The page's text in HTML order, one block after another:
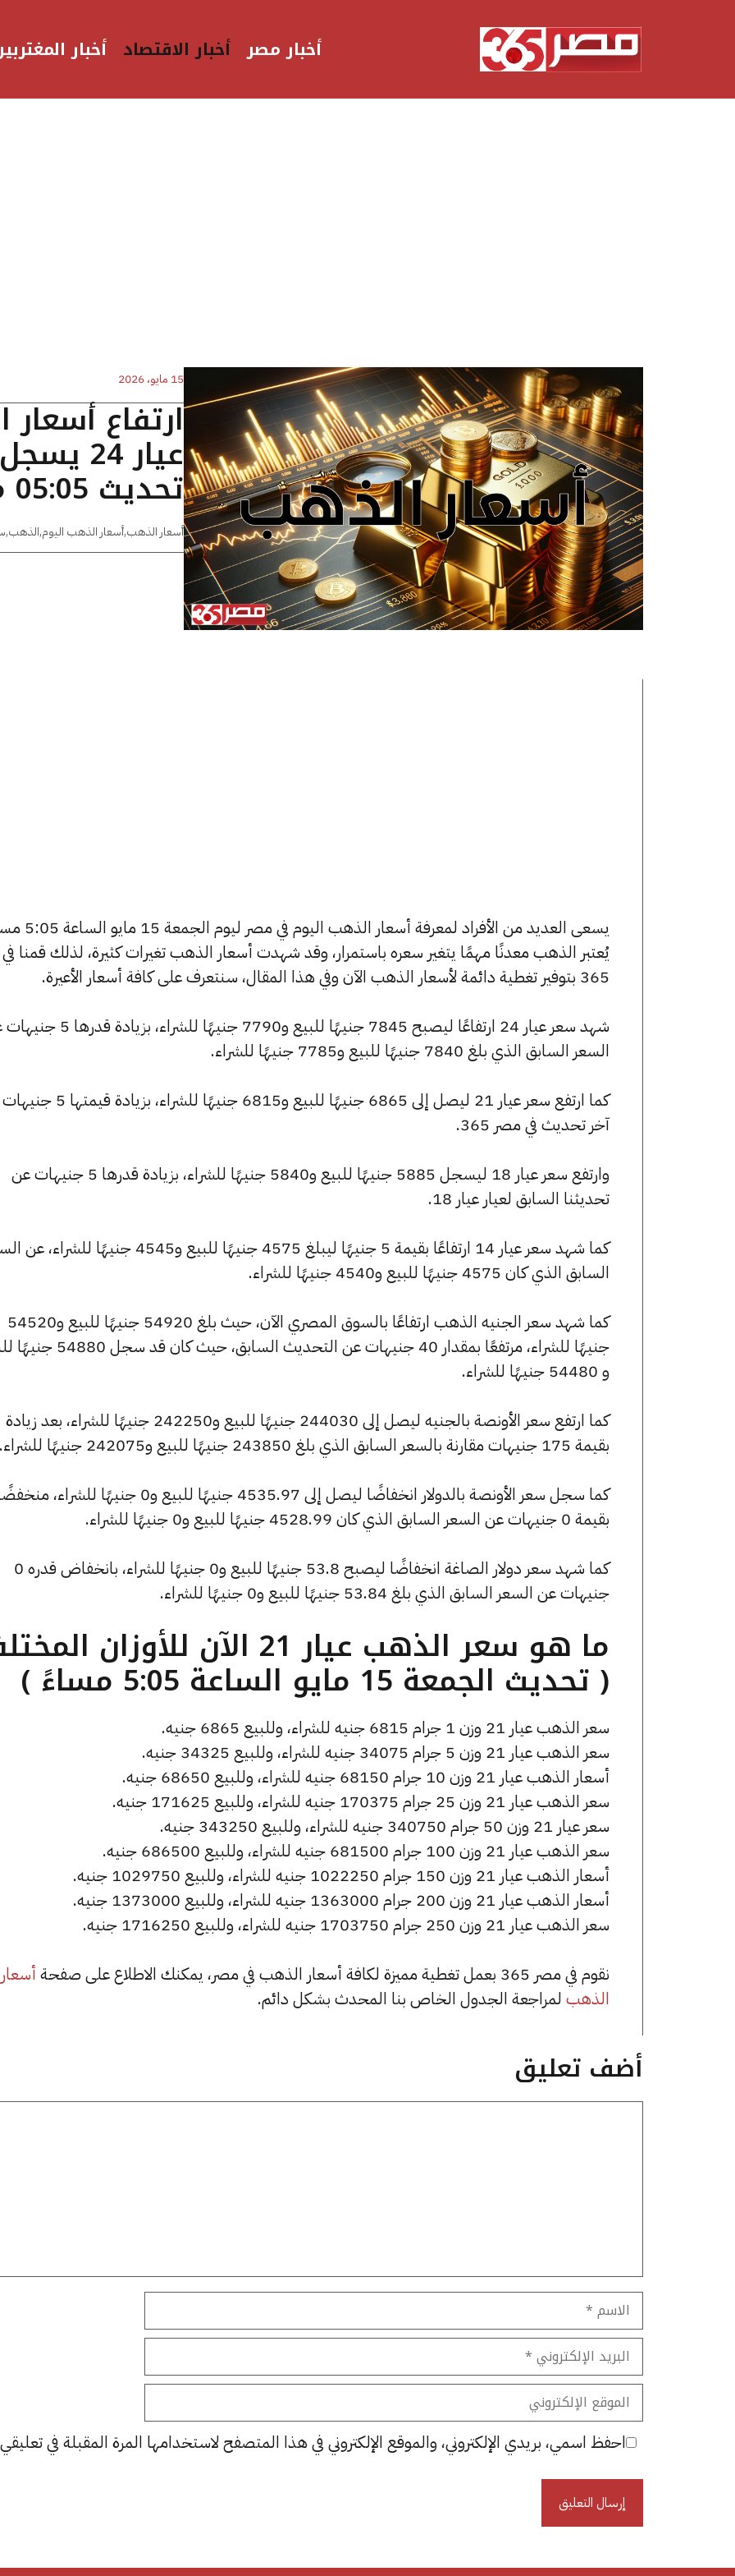
أخبار مصر أخبار الاقتصاد أخبار
15 مايو، 2026
ارتفاع
تحديث 05:05 مساءًا
أسعار الذهب,أسعار الذهب اليوم,الذهب,
يسعى العديد من الأفراد لمعرفة أسعار
يُعتبر الذهب معدنًا مهمًا يتغير سعره باستمرار، وقد شهدت أسعار الذهب تغيرات كثيرة، لذلك قمنا
365 بتوفير تغطية دائمة لأسعار الذهب الآن وفي هذا المقال، سنتعرف على كافة أسعار الأعيرة.
شهد سعر عيار 24 ارتفاعًا ليصبح 7845 جنيهًا للبيع و7790 جنيهًا
السعر السابق الذي بلغ 7840 جنيهًا للبيع و7785 جنيهًا للشراء.
كما ارتفع سعر عيار 21 ليصل إلى 6865 جنيهًا للبيع و6815 جنيهًا
آخر تحديث في مصر 365.
وارتفع سعر عيار 18 ليسجل 5885 جنيهًا للبيع و5840 جنيهًا للشراء، بزيادة قدرها 5 جنيهات عن
تحديثنا السابق لعيار عيار 18.
كما شهد سعر عيار 14 ارتفاعًا بقيمة 5 جنيهًا ليبلغ 4575 جنيهًا للبيع و4545 جنيهًا
السابق الذي كان 4575 جنيهًا للبيع و4540 جنيهًا للشراء.
كما شهد سعر الجنيه الذهب ارتفاعًا بالسوق المصري الآن، حيث بلغ 54920 جنيهًا للبيع و54520
جنيهًا للشراء، مرتفعًا بمقدار 40 جنيهات عن التحديث السابق،
و 54480 جنيهًا للشراء.
كما ارتفع سعر الأونصة بالجنيه ليصل إلى 244030 جنيهًا للبيع و242250 جنيهًا للشراء، بعد زيادة
بقيمة 175 جنيهات مقارنة بالسعر السابق الذي بلغ 243850 جنيهًا للبيع و242075 جنيهًا للشراء.
كما سجل سعر الأونصة بالدولار انخفاضًا ليصل إلى 4535.97 جنيهًا للبيع و0 جنيهًا للشراء،
بقيمة 0 جنيهات عن السعر السابق الذي كان 4528.99 جنيهًا للبيع و0 جنيهًا للشراء.
كما شهد سعر دولار الصاغة انخفاضًا ليصبح 53.8 جنيهًا للبيع و0 جنيهًا للشراء، بانخفاض قدره 0
جنيهات عن السعر السابق الذي بلغ 53.84 جنيهًا للبيع و0 جنيهًا للشراء.
ما هو سعر الذهب عيار 21 الآن للأوزان
( تحديث الجمعة 15 مايو الساعة 5:05 مساءً )
سعر الذهب عيار 21 وزن 1 جرام 6815 جنيه للشراء، وللبيع 6865 جنيه.
سعر الذهب عيار 21 وزن 5 جرام 34075 جنيه للشراء، وللبيع 34325 جنيه.
أسعار الذهب عيار 21 وزن 10 جرام 68150 جنيه للشراء، وللبيع 68650 جنيه.
سعر الذهب عيار 21 وزن 25 جرام 170375 جنيه للشراء، وللبيع 171625 جنيه.
سعر عيار 21 وزن 50 جرام 340750 جنيه للشراء، وللبيع 343250 جنيه.
سعر الذهب عيار 21 وزن 100 جرام 681500 جنيه للشراء، وللبيع 686500 جنيه.
أسعار الذهب عيار 21 وزن 150 جرام 1022250 جنيه للشراء، وللبيع 1029750 جنيه.
أسعار الذهب عيار 21 وزن 200 جرام 1363000 جنيه للشراء، وللبيع 1373000 جنيه.
سعر الذهب عيار 21 وزن 250 جرام 1703750 جنيه للشراء، وللبيع 1716250 جنيه.
نقوم في مصر 365 بعمل تغطية مميزة لكافة أسعار الذهب في مصر، يمكنك الاطلاع على صفحة
أسعار
الذهب لمراجعة الجدول الخاص بنا المحدث بشكل دائم.
أضف تعليق
الاسم
البريد
الإلكتروني
الموقع
الإلكتروني
احفظ اسمي، بريدي الإلكتروني، والموقع الإلكتروني في هذا المتصفح لاستخدامها المرة المقبلة في